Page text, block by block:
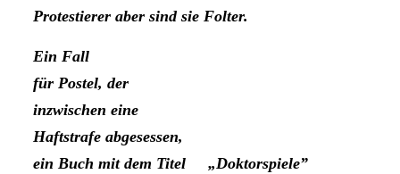
Protestierer aber sind sie Folter.
Ein Fall
für Postel, der
in­zwischen eine
Haftstrafe ab­gesessen,
ein Buch mit dem Titel „Doktorspiele”